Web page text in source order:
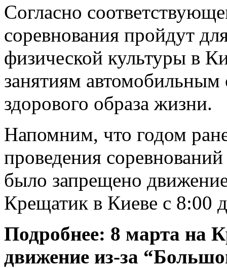
Согласно
соревнования пройдут
физической культуры в
занятиям
здорового образа жизни.
Напомним, что годом
проведения
было запрещено
Крещатик в Киеве с 8:00
Подробнее: 8 марта на
движение из-за